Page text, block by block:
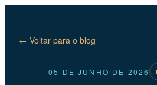
← Voltar para o blog
05 DE JUNHO DE 2026